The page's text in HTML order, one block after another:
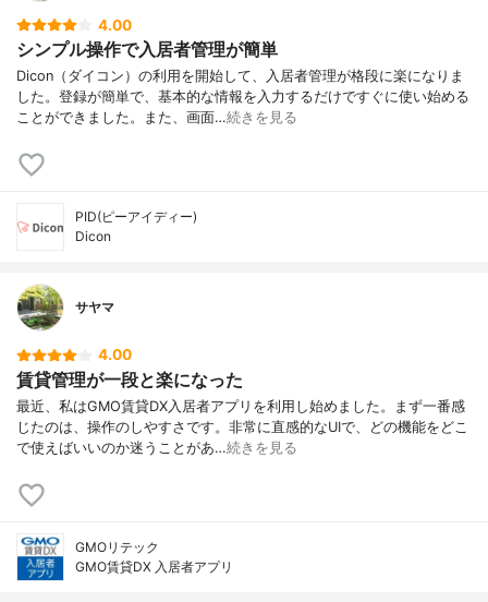
4.00
シンプル操作で入居者管理が簡単
Dicon（ダイコン）の利用を開始して、入居者管理が格段に楽になりま
した。登録が簡単で、基本的な情報を入力するだけですぐに使い始める
ことができました。また、画面…続きを見る
PID(ピーアイディー)
Dicon
サヤマ
4.00
賃貸管理が一段と楽になった
最近、私はGMO賃貸DX入居者アプリを利用し始めました。まず一番感
じたのは、操作のしやすさです。非常に直感的なUIで、どの機能をどこ
で使えばいいのか迷うことがあ…続きを見る
GMOリテック
GMO賃貸DX 入居者アプリ